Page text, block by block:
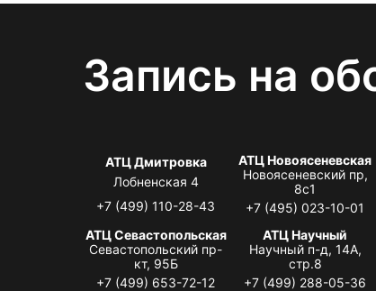
Запись на
АТЦ Дмитровка
Лобненская 4
+7 (499) 110-28-43
АТЦ Новоясеневская
Новоясеневский пр,
8с1
+7 (495) 023-10-01
АТЦ Севастопольская
Севастопольский пр-
кт, 95Б
+7 (499) 653-72-12
АТЦ Научный
Научный п-д, 14А,
стр.8
+7 (499) 288-05-36